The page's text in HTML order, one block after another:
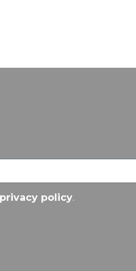
privacy policy.